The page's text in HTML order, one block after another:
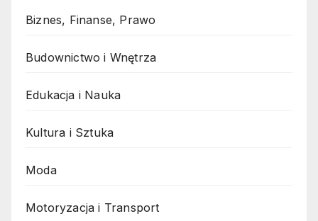
Biznes, Finanse, Prawo
Budownictwo i Wnętrza
Edukacja i Nauka
Kultura i Sztuka
Moda
Motoryzacja i Transport